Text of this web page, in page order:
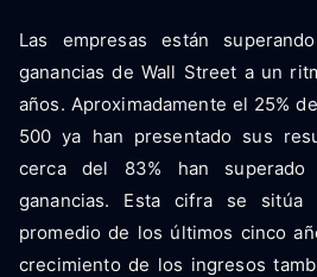
Las empresas están
ganancias de Wall Street a un
años. Aproximadamente el 25%
500 ya han presentado sus
cerca del 83% han superado
ganancias. Esta cifra se
promedio de los últimos cinco
crecimiento de los ingresos